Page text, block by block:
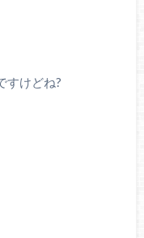
すけどね?